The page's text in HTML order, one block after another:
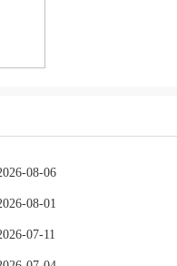
08-06
08-01
07-11